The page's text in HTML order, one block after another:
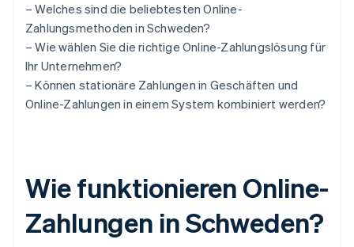
– Welches sind die beliebtesten Online-
Zahlungsmethoden in Schweden?
– Wie wählen Sie die richtige Online-Zahlungslösung für
Ihr Unternehmen?
– Können stationäre Zahlungen in Geschäften und
Online-Zahlungen in einem System kombiniert werden?
Wie funktionieren Online-
Zahlungen in Schweden?